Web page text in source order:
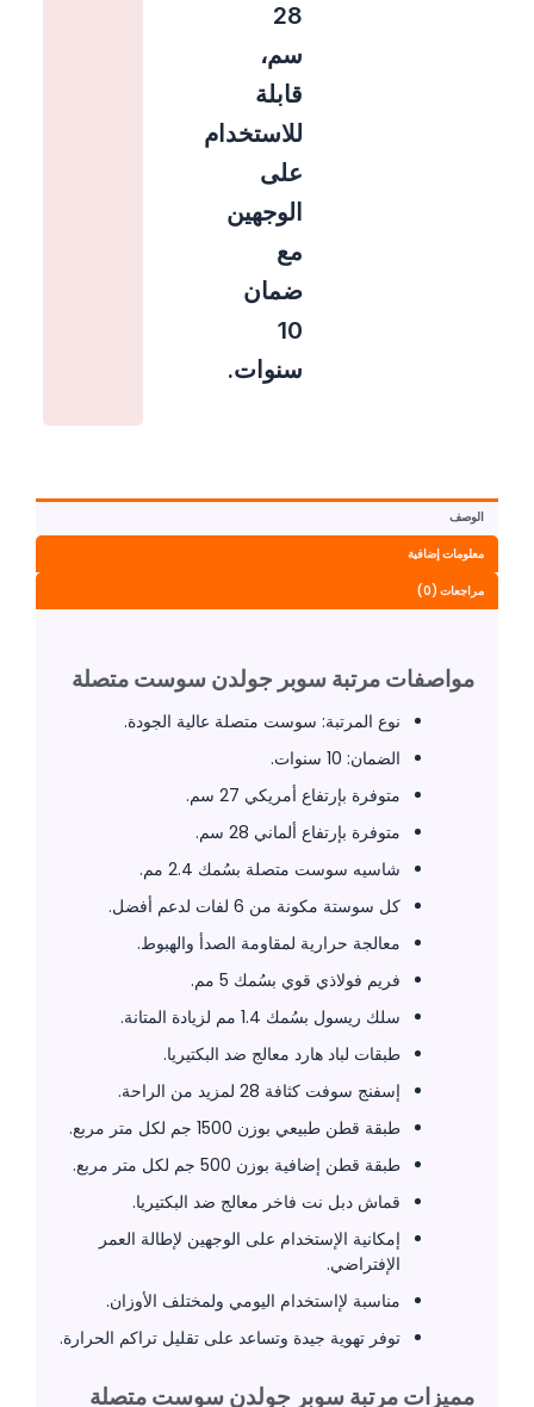
28
سم،
قابلة
للاستخدام
على
الوجهين
مع
ضمان
10
سنوات.
الوصف
معلومات إضافية
مراجعات (0)
مواصفات مرتبة سوبر جولدن سوست متصلة
نوع المرتبة: سوست متصلة عالية الجودة.
الضمان: 10 سنوات.
متوفرة بإرتفاع أمريكي 27 سم.
متوفرة بإرتفاع ألماني 28 سم.
شاسيه سوست متصلة بسُمك 2.4 مم.
كل سوستة مكونة من 6 لفات لدعم أفضل.
معالجة حرارية لمقاومة الصدأ والهبوط.
فريم فولاذي قوي بسُمك 5 مم.
سلك ريسول بسُمك 1.4 مم لزيادة المتانة.
طبقات لباد هارد معالج ضد البكتيريا.
إسفنج سوفت كثافة 28 لمزيد من الراحة.
طبقة قطن طبيعي بوزن 1500 جم لكل متر مربع.
طبقة قطن إضافية بوزن 500 جم لكل متر مربع.
قماش دبل نت فاخر معالج ضد البكتيريا.
إمكانية الإستخدام على الوجهين لإطالة العمر
الإفتراضي.
مناسبة لإاستخدام اليومي ولمختلف الأوزان.
توفر تهوية جيدة وتساعد على تقليل تراكم الحرارة.
مميزات مرتبة سوبر جولدن سوست متصلة